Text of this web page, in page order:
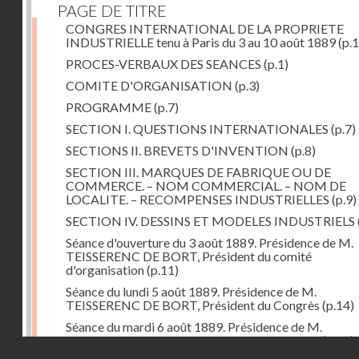
PAGE DE TITRE
CONGRES INTERNATIONAL DE LA PROPRIETE
INDUSTRIELLE tenu à Paris du 3 au 10 août 1889
PROCES-VERBAUX DES SEANCES (p.1)
COMITE D'ORGANISATION (p.3)
PROGRAMME(p.7)
SECTION I. QUESTIONS INTERNATIONALES (p.7)
SECTIONS II. BREVETS D'INVENTION (p.8)
SECTION III. MARQUES DE FABRIQUE OU DE
COMMERCE. – NOM COMMERCIAL. – NOM DE
LOCALITE. – RECOMPENSES INDUSTRIELLES (p.9)
SECTION IV. DESSINS ET MODELES INDUSTRIELS
Séance d'ouverture du 3 août 1889. Présidence de M.
TEISSERENC DE BORT, Président du comité
d'organisation(p.11)
Séance du lundi 5 août 1889. Présidence de M.
TEISSERENC DE BORT, Président du Congrès (p.14)
Séance du mardi 6 août 1889. Présidence de M.
TEISSERENC DE BORT, Président du Congrès(p.18)